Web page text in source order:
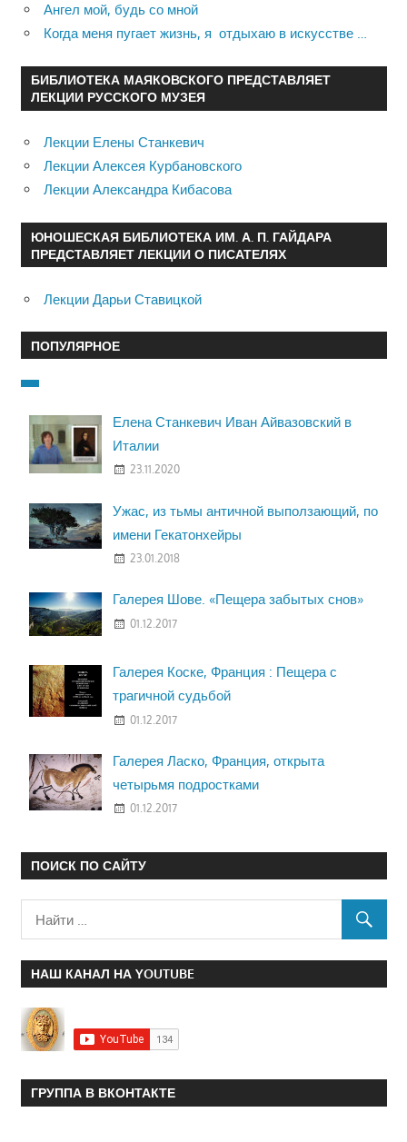
Ангел мой, будь со мной
Когда меня пугает жизнь, я отдыхаю в искусстве …
БИБЛИОТЕКА МАЯКОВСКОГО ПРЕДСТАВЛЯЕТ
ЛЕКЦИИ РУССКОГО МУЗЕЯ
Лекции Елены Станкевич
Лекции Алексея Курбановского
Лекции Александра Кибасова
ЮНОШЕСКАЯ БИБЛИОТЕКА ИМ. А. П. ГАЙДАРА
ПРЕДСТАВЛЯЕТ ЛЕКЦИИ О ПИСАТЕЛЯХ
Лекции Дарьи Ставицкой
ПОПУЛЯРНОЕ
Елена Станкевич Иван Айвазовский в
Италии
23.11.2020
Ужас, из тьмы античной выползающий, по
имени Гекатонхейры
23.01.2018
Галерея Шове. «Пещера забытых снов»
01.12.2017
Галерея Коске, Франция : Пещера с
трагичной судьбой
01.12.2017
Галерея Ласко, Франция, открыта
четырьмя подростками
01.12.2017
ПОИСК ПО САЙТУ
НАШ КАНАЛ НА YOUTUBE
ГРУППА В ВКОНТАКТЕ